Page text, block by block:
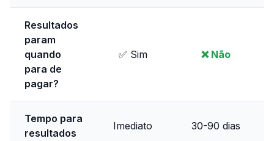
Resultados
param
quando
para de
pagar?
✅ Sim ❌ Não
Tempo para
resultados
Imediato 30-90 dias